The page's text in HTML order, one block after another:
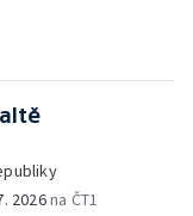
2026na ČT1